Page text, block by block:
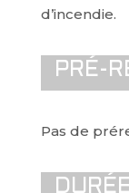
d’incendie.
PRÉ-
Pas de